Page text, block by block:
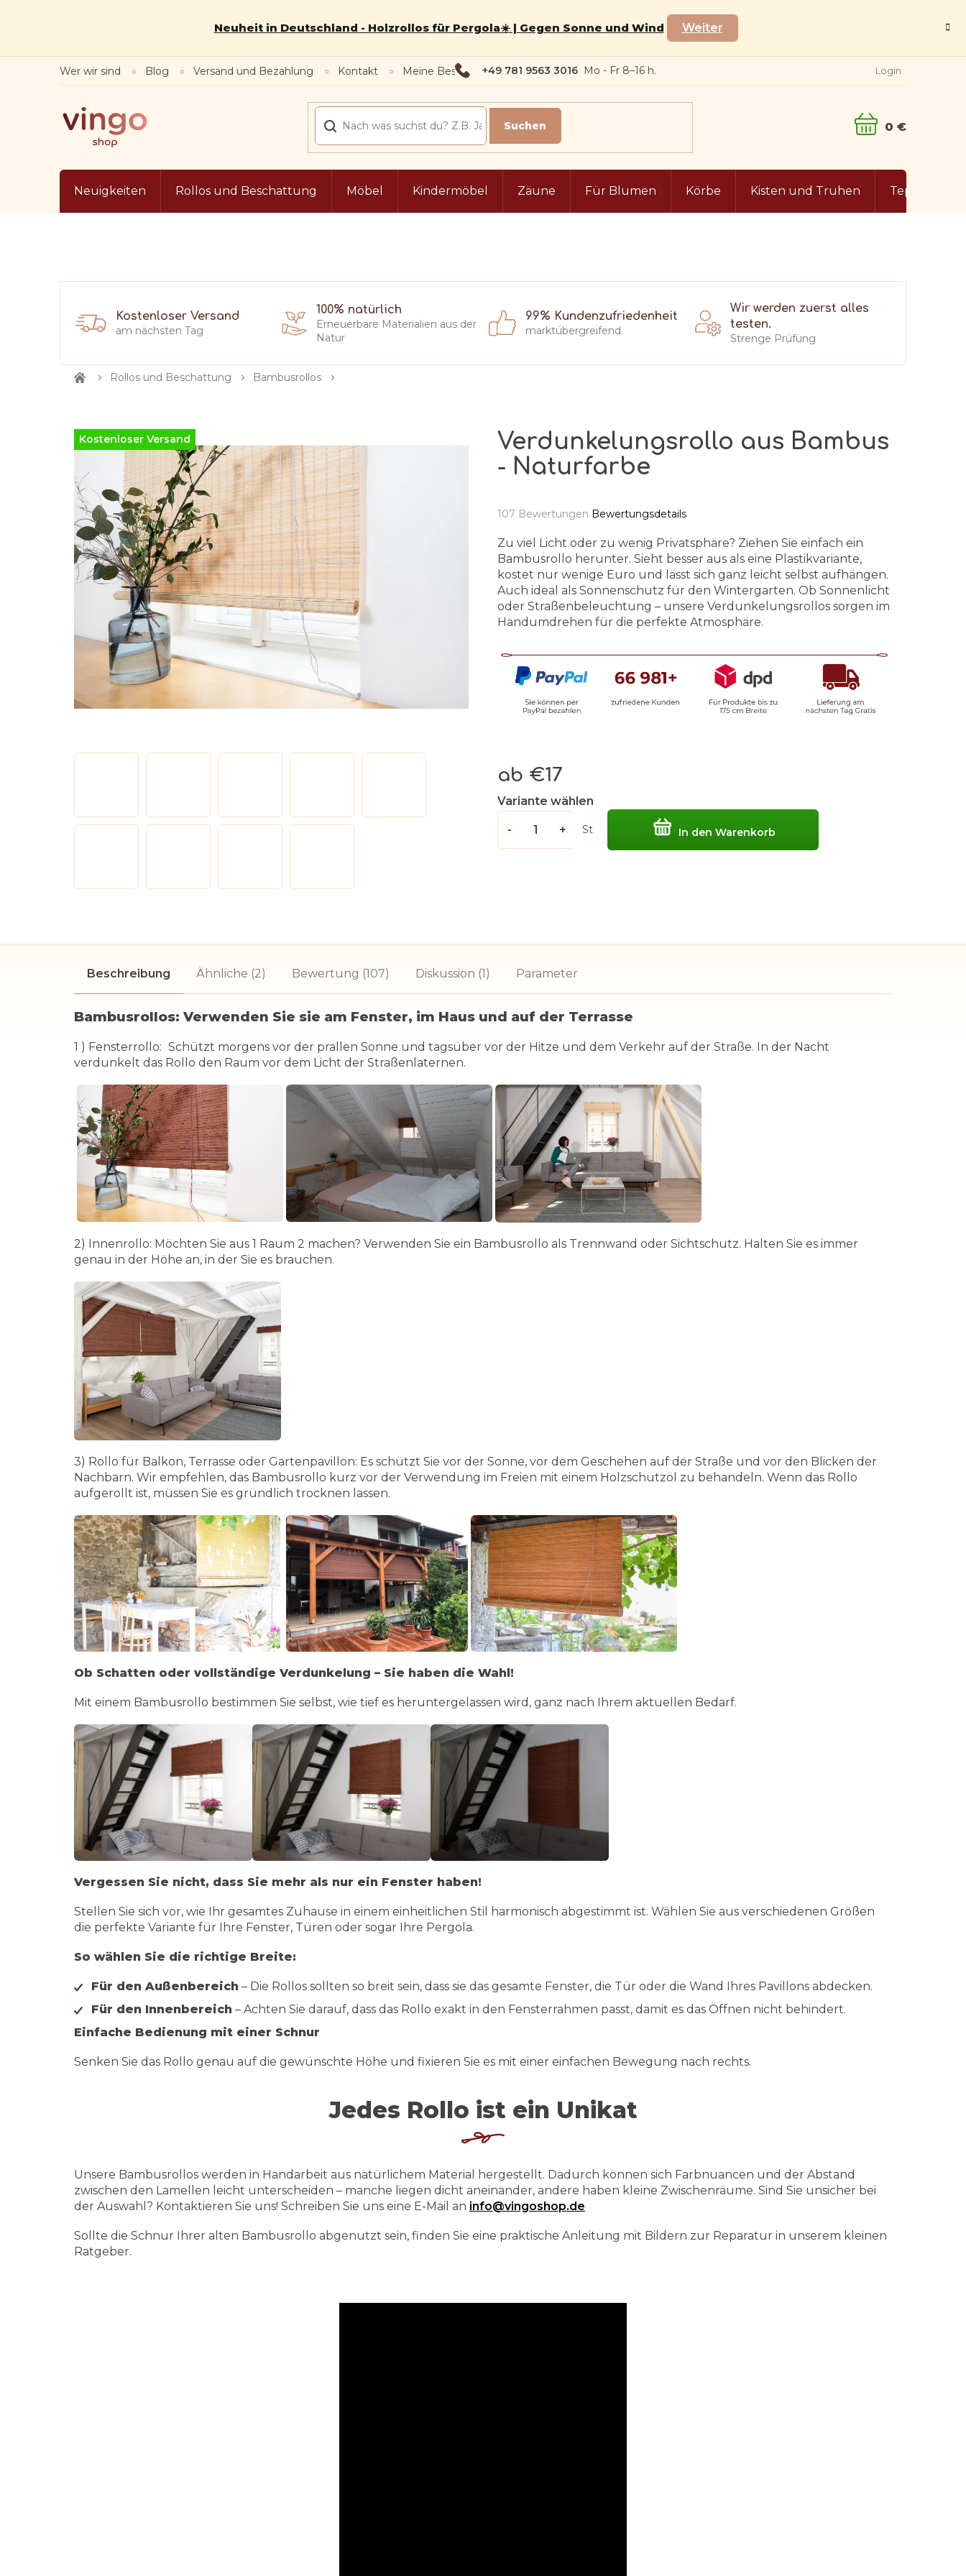
Neuheit in Deutschland - Holzrollos für Pergola☀️ | Gegen Sonne und Wind Weiter
+49 781 9563 3016
Wer wir sind Blog Versand und Bezahlung Kontakt Meine Bestellung Login
WARENKORB
Neuigkeiten Rollos und Beschattung Möbel Kindermöbel Zäune Für Blumen Körbe Kisten und Truhen Teppiche
Kostenloser Versand
am nächsten Tag
100% natürlich
Erneuerbare Materialien aus der
Natur
99% Kundenzufriedenheit
marktübergreifend
Wir werden zuerst alles
testen.
Strenge Prüfung
Startseite
Rollos und Beschattung Bambusrollos
Kostenloser Versand
ab €17
Variante wählen
In den Warenkorb
St
Zu viel Licht oder zu wenig Privatsphäre? Ziehen Sie einfach ein
Bambusrollo herunter. Sieht besser aus als eine Plastikvariante,
kostet nur wenige Euro und lässt sich ganz leicht selbst aufhängen.
Auch ideal als Sonnenschutz für den Wintergarten. Ob Sonnenlicht
oder Straßenbeleuchtung – unsere Verdunkelungsrollos sorgen im
Handumdrehen für die perfekte Atmosphäre.
Verdunkelungsrollo aus Bambus
- Naturfarbe
Die
Produktbewertung
ist
5,0
von
5
Sternen.
107 Bewertungen Bewertungsdetails
Beschreibung Ähnliche (2) Bewertung (107) Diskussion (1) Parameter
Bambusrollos: Verwenden Sie sie am Fenster, im Haus und auf der Terrasse
1 ) Fensterrollo: Schützt morgens vor der prallen Sonne und tagsüber vor der Hitze und dem Verkehr auf der Straße. In der Nacht
verdunkelt das Rollo den Raum vor dem Licht der Straßenlaternen.
2) Innenrollo: Möchten Sie aus 1 Raum 2 machen? Verwenden Sie ein Bambusrollo als Trennwand oder Sichtschutz. Halten Sie es immer
genau in der Höhe an, in der Sie es brauchen.
3) Rollo für Balkon, Terrasse oder Gartenpavillon: Es schützt Sie vor der Sonne, vor dem Geschehen auf der Straße und vor den Blicken der
Nachbarn. Wir empfehlen, das Bambusrollo kurz vor der Verwendung im Freien mit einem Holzschutzöl zu behandeln. Wenn das Rollo
aufgerollt ist, müssen Sie es gründlich trocknen lassen.
Ob Schatten oder vollständige Verdunkelung – Sie haben die Wahl!
Mit einem Bambusrollo bestimmen Sie selbst, wie tief es heruntergelassen wird, ganz nach Ihrem aktuellen Bedarf.
Vergessen Sie nicht, dass Sie mehr als nur ein Fenster haben!
Stellen Sie sich vor, wie Ihr gesamtes Zuhause in einem einheitlichen Stil harmonisch abgestimmt ist. Wählen Sie aus verschiedenen Größen
die perfekte Variante für Ihre Fenster, Türen oder sogar Ihre Pergola.
So wählen Sie die richtige Breite:
Für den Außenbereich – Die Rollos sollten so breit sein, dass sie das gesamte Fenster, die Tür oder die Wand Ihres Pavillons abdecken.
Für den Innenbereich – Achten Sie darauf, dass das Rollo exakt in den Fensterrahmen passt, damit es das Öffnen nicht behindert.
Einfache Bedienung mit einer Schnur
Senken Sie das Rollo genau auf die gewünschte Höhe und fixieren Sie es mit einer einfachen Bewegung nach rechts.
Jedes Rollo ist ein Unikat
Unsere Bambusrollos werden in Handarbeit aus natürlichem Material hergestellt. Dadurch können sich Farbnuancen und der Abstand
zwischen den Lamellen leicht unterscheiden – manche liegen dicht aneinander, andere haben kleine Zwischenräume. Sind Sie unsicher bei
der Auswahl? Kontaktieren Sie uns! Schreiben Sie uns eine E-Mail an info@vingoshop.de
Sollte die Schnur Ihrer alten Bambusrollo abgenutzt sein, finden Sie eine praktische Anleitung mit Bildern zur Reparatur in unserem kleinen
Ratgeber.